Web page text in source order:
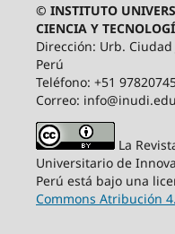
© INSTITUTO
CIENCIA Y
Dirección: Urb.
Perú
Teléfono: +51
Correo:
La
Universitario de
Perú está bajo una
Commons Atribución